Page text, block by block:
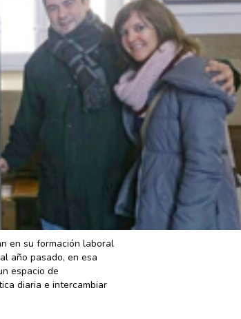
en su formación laboral
año pasado, en esa
espacio de
diaria e intercambiar